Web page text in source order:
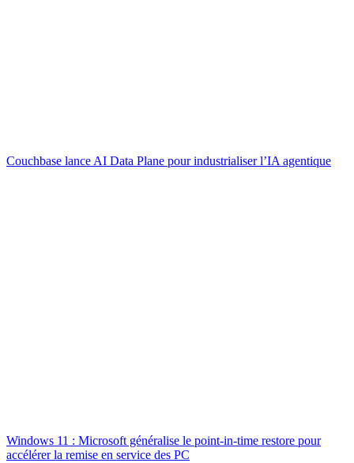
Couchbase lance AI Data Plane pour industrialiser l’IA agentique
Windows 11 : Microsoft généralise le point-in-time restore pour
accélérer la remise en service des PC